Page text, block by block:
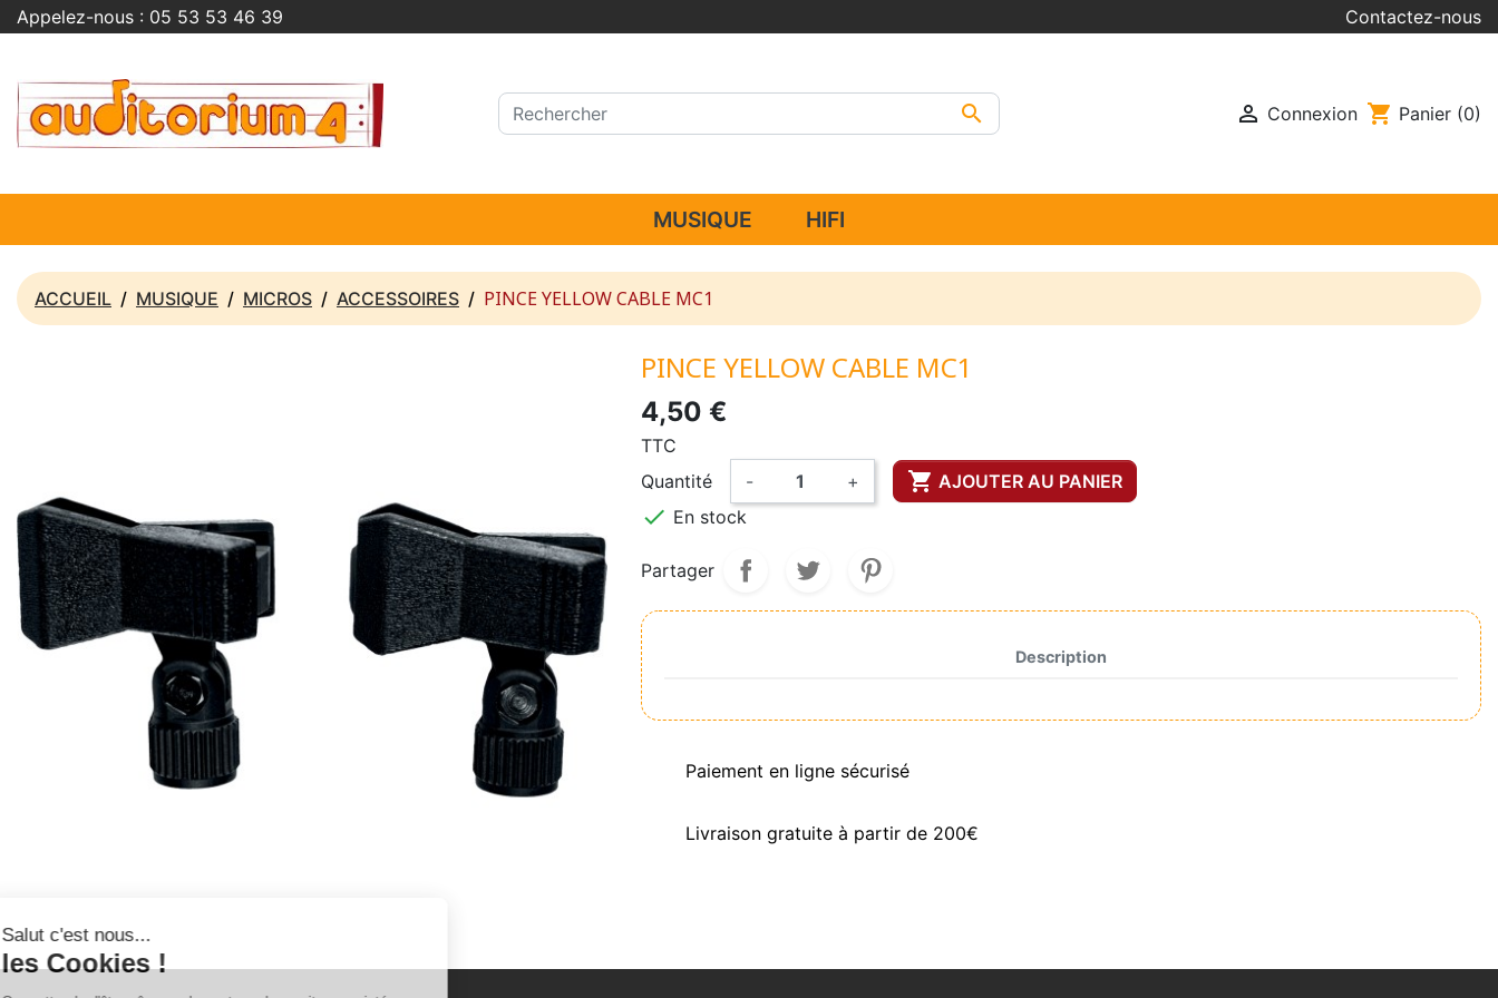
Appelez-nous : 05 53 53 46 39 Contactez-nous
  Connexion shopping_cart Panier (0)
MUSIQUE HIFI
ACCUEIL MUSIQUE MICROS ACCESSOIRES PINCE YELLOW CABLE MC1
PINCE YELLOW CABLE MC1
4,50 €
TTC
Quantité
- +  AJOUTER AU PANIER
 En stock
Partager
Description
Paiement en ligne sécurisé
Livraison gratuite à partir de 200€
Salut c'est nous...
les Cookies !